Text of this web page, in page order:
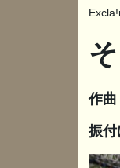
作曲
振